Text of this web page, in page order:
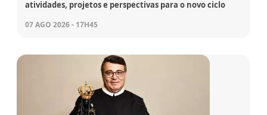
atividades, projetos e perspectivas para o novo ciclo
07 AGO 2026 - 17H45